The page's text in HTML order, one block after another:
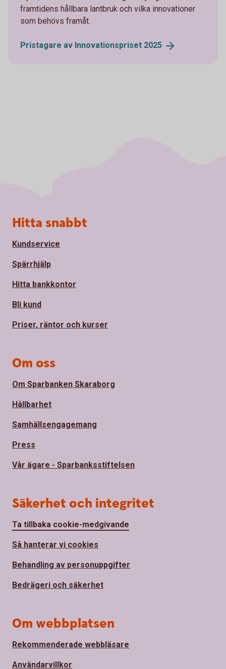
framtidens hållbara lantbruk och vilka innovationer
som behövs framåt.
Pristagare av Innovationspriset 2025
Sidfot
Hitta snabbt
Kundservice
Spärrhjälp
Hitta bankkontor
Bli kund
Priser, räntor och kurser
Om oss
Om Sparbanken Skaraborg
Hållbarhet
Samhällsengagemang
Press
Vår ägare - Sparbanksstiftelsen
Säkerhet och integritet
Ta tillbaka cookie-medgivande
Så hanterar vi cookies
Behandling av personuppgifter
Bedrägeri och säkerhet
Om webbplatsen
Rekommenderade webbläsare
Användarvillkor